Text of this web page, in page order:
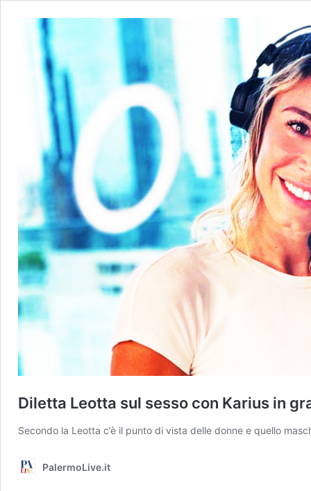
Diletta Leotta sul sesso con Karius in
Secondo la Leotta c’è il punto di vista delle donne e quello
PalermoLive.it